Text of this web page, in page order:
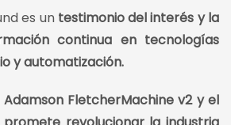
es un testimonio del interés y la
continua en tecnologías
y automatización.
Adamson FletcherMachine v2 y el